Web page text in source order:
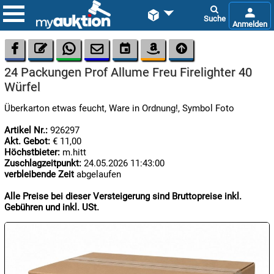
 

06.08:

06.08:
      
24 Packungen Prof Allume Freu Firelighter 40
Würfel
Überkarton etwas feucht, Ware in Ordnung!, Symbol Foto
Artikel Nr.: 926297
Akt. Gebot: € 11,00
Höchstbieter: m.hitt
Zuschlagzeitpunkt: 24.05.2026 11:43:00
verbleibende Zeit abgelaufen
Alle Preise bei dieser Versteigerung sind Bruttopreise inkl.
Gebühren und inkl. USt.